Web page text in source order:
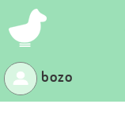
bozo